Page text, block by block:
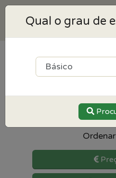
13
Comunicação)
Qual o grau de